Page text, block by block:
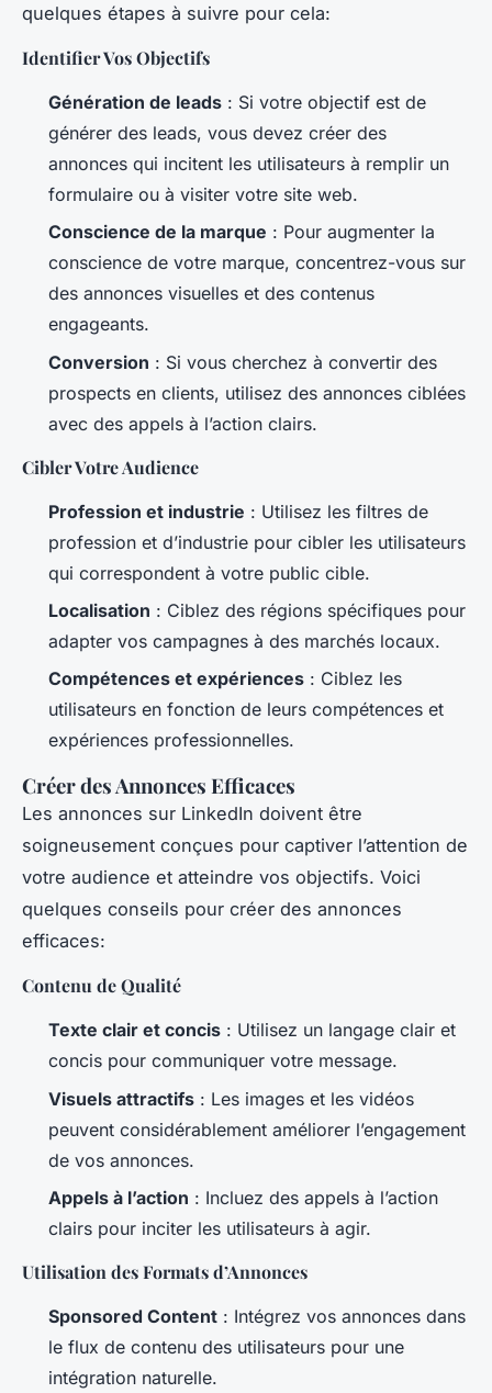
quelques étapes à suivre pour cela:
Identifier Vos Objectifs
Génération de leads : Si votre objectif est de
générer des leads, vous devez créer des
annonces qui incitent les utilisateurs à remplir un
formulaire ou à visiter votre site web.
Conscience de la marque : Pour augmenter la
conscience de votre marque, concentrez-vous sur
des annonces visuelles et des contenus
engageants.
Conversion : Si vous cherchez à convertir des
prospects en clients, utilisez des annonces ciblées
avec des appels à l’action clairs.
Cibler Votre Audience
Profession et industrie : Utilisez les filtres de
profession et d’industrie pour cibler les utilisateurs
qui correspondent à votre public cible.
Localisation : Ciblez des régions spécifiques pour
adapter vos campagnes à des marchés locaux.
Compétences et expériences : Ciblez les
utilisateurs en fonction de leurs compétences et
expériences professionnelles.
Créer des Annonces Efficaces
Les annonces sur LinkedIn doivent être
soigneusement conçues pour captiver l’attention de
votre audience et atteindre vos objectifs. Voici
quelques conseils pour créer des annonces
efficaces:
Contenu de Qualité
Texte clair et concis : Utilisez un langage clair et
concis pour communiquer votre message.
Visuels attractifs : Les images et les vidéos
peuvent considérablement améliorer l’engagement
de vos annonces.
Appels à l’action : Incluez des appels à l’action
clairs pour inciter les utilisateurs à agir.
Utilisation des Formats d’Annonces
Sponsored Content : Intégrez vos annonces dans
le flux de contenu des utilisateurs pour une
intégration naturelle.